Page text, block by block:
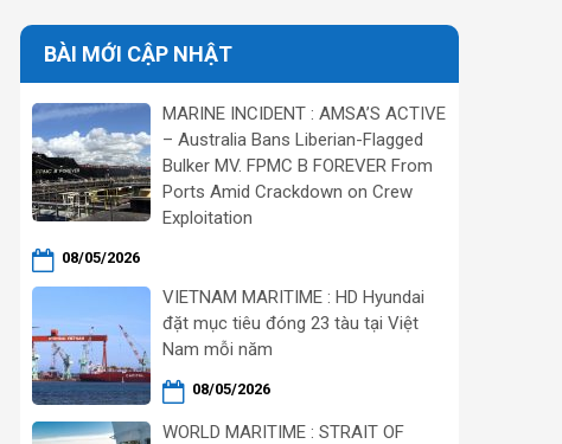
BÀI MỚI CẬP NHẬT
MARINE INCIDENT : AMSA’S ACTIVE
– Australia Bans Liberian-Flagged
Bulker MV. FPMC B FOREVER From
Ports Amid Crackdown on Crew
Exploitation
08/05/2026
VIETNAM MARITIME : HD Hyundai
đặt mục tiêu đóng 23 tàu tại Việt
Nam mỗi năm
08/05/2026
WORLD MARITIME : STRAIT OF